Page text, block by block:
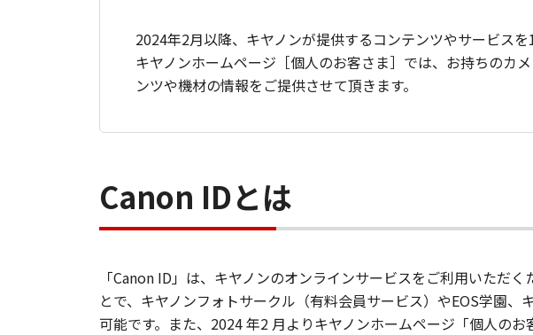
2024年2月以降、キヤノンが提供するコンテンツやサービス
キヤノンホームページ［個人のお客さま］では、お持ちのカ
ンツや機材の情報をご提供させて頂きます。
Canon IDとは
「Canon ID」は、キヤノンのオンラインサービスをご利用いただ
とで、キヤノンフォトサークル（有料会員サービス）やEOS学園
可能です。また、2024 年2 月よりキヤノンホームページ「個人の